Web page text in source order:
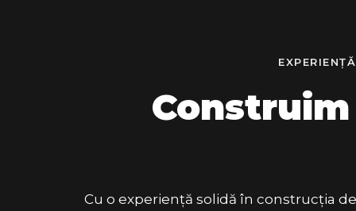
Cu o experiență solidă în construcția